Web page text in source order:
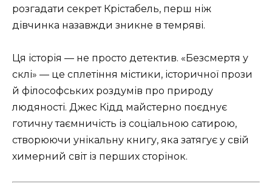
розгадати секрет Крістабель, перш ніж
дівчинка назавжди зникне в темряві.
Ця історія — не просто детектив. «Безсмертя у
склі» — це сплетіння містики, історичної прози
й філософських роздумів про природу
людяності. Джес Кідд майстерно поєднує
готичну таємничість із соціальною сатирою,
створюючи унікальну книгу, яка затягує у свій
химерний світ із перших сторінок.